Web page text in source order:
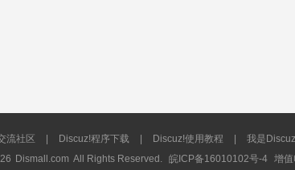
流社区 Discuz!程序下载 Discuz!使用教程 我是
Dismall.com All Rights Reserved. 皖ICP备16010102号-4
增